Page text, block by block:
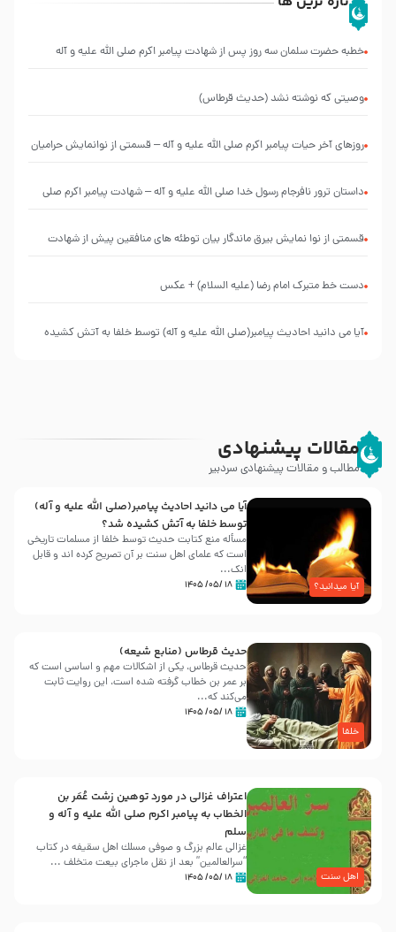
خطبه حضرت سلمان سه روز پس از شهادت پیامبر اکرم صلی الله علیه و آله
وصیتی که نوشته نشد (حدیث قرطاس)
روزهای آخر حیات پیامبر اکرم صلی الله علیه و آله – قسمتی از نوانمایش حرامیان
‌‌‌‌‌‌‌داستان ترور نافرجام رسول خدا صلی الله علیه و آله – شهادت پیامبر اکرم صلی
قسمتی از نوا نمایش بیرق ماندگار بیان توطئه های منافقین پیش از شهادت
دست خط متبرک امام رضا (علیه السلام) + عکس
آیا می دانید احادیث پیامبر(صلی الله علیه و آله) توسط خلفا به آتش کشیده
مقالات پیشنهادی
مطالب و مقالات پیشنهادی سردبیر
آیا میدانید؟
آیا می دانید احادیث پیامبر(صلی الله علیه و آله)
توسط خلفا به آتش کشیده شد؟
مسأله منع کتابت حدیث توسط خلفا از مسلمات تاریخی
است که علمای اهل سنت بر آن تصریح کرده اند و قابل
انک...
۱۸ /۰۵/ ۱۴۰۵
خلفا
حدیث قرطاس (منابع شیعه)
حدیث قرطاس، یکی از اشکالات مهم و اساسی است که
بر عمر بن خطاب گرفته شده است، این روایت ثابت
می‌کند که...
۱۸ /۰۵/ ۱۴۰۵
اهل سنت
اعتراف غزالی در مورد توهین زشت عُمَر بن
الخطاب به پیامبر اکرم صلی الله علیه و آله و
سلم
غزالی عالم بزرگ و صوفی مسلك اهل سقيفه در کتاب
“سرالعالمین” بعد از نقل ماجرای بیعت متخلف ...
۱۸ /۰۵/ ۱۴۰۵